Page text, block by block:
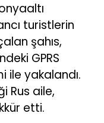
turistlerin
şahıs,
GPRS
ile yakalandı.
Rus aile,
etti.